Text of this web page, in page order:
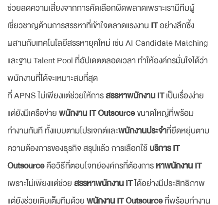
ช่วยลดความเสี่ยงจากการคัดเลือกผิดพลาดเพราะเรามีทีมผู้
เชี่ยวชาญด้านการสรรหาที่เข้าใจตลาดแรงงาน ITอย่างลึกซึ้ง
ผสานกับเทคโนโลยีสรรหายุคใหม่ เช่น AI Candidate Matching
และฐาน Talent Pool ที่อัปเดตตลอดเวลา ทำให้องค์กรมั่นใจได้ว่า
พนักงานที่ได้จะเหมาะสมที่สุด
ที่ APNS ไม่เพียงแต่ช่วยให้การสรรหาพนักงาน ITเป็นเรื่องง่าย
แต่ยังมีเครือข่ายพนักงาน IT Outsourceขนาดใหญ่ที่พร้อม
ทำงานทันที ทั้งแบบตามโปรเจกต์และพนักงานประจำที่ยืดหยุ่นตาม
ความต้องการของธุรกิจ สรุปแล้ว การเลือกใช้บริการ IT
Outsourceคือวิธีที่ตอบโจทย์องค์กรที่ต้องการหาพนักงาน IT
เพราะไม่เพียงแต่ช่วยสรรหาพนักงาน ITได้อย่างมีประสิทธิภาพ
แต่ยังช่วยเติมเต็มทีมด้วยพนักงาน IT Outsourceที่พร้อมทำงาน